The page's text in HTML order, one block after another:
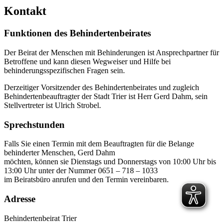
Kontakt
Funktionen des Behindertenbeirates
Der Beirat der Menschen mit Behinderungen ist Ansprechpartner für
Betroffene und kann diesen Wegweiser und Hilfe bei
behinderungsspezifischen Fragen sein.
Derzeitiger Vorsitzender des Behindertenbeirates und zugleich
Behindertenbeauftragter der Stadt Trier ist Herr Gerd Dahm, sein
Stellvertreter ist Ulrich Strobel.
Sprechstunden
Falls Sie einen Termin mit dem Beauftragten für die Belange
behinderter Menschen, Gerd Dahm
möchten, können sie Dienstags und Donnerstags von 10:00 Uhr bis
13:00 Uhr unter der Nummer 0651 – 718 – 1033
im Beiratsbüro anrufen und den Termin vereinbaren.
Adresse
Behindertenbeirat Trier